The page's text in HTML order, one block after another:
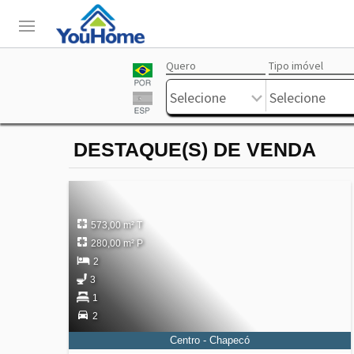
Livre
Quero Tipo imóvel
Selecione Selecione
DESTAQUE(S) DE VENDA
573,00 m² T
280,00 m² P
2
3
1
2
Centro - Chapecó